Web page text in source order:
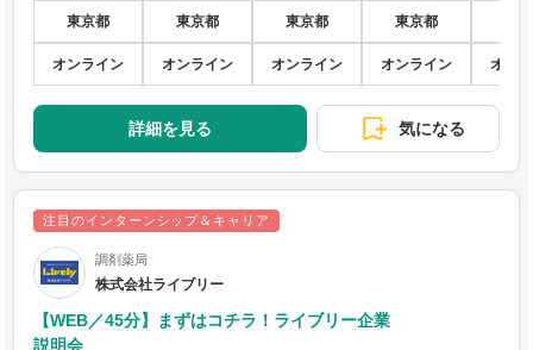
っていない…」という方にとっては、就活の軸が見つかる絶好の機会で
す！あなたの道しるべとなるような時間をお届けします！
東京都
オンライン
東京都
オンライン
東京都
オンライン
東京都
オンライン オン
詳細を見る 気になる
注目のインターンシップ＆キャリア
調剤薬局
株式会社ライブリー
【WEB／45分】まずはコチラ！ライブリー企業
説明会